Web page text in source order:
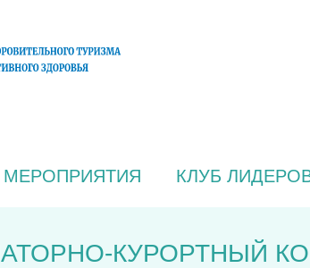
МЕРОПРИЯТИЯ КЛУБ
КУРОРТНЫЙ